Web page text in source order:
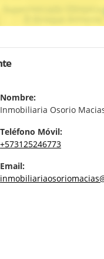
Nombre:
Inmobiliaria Osorio
Teléfono Móvil:
+573125246773
Email: